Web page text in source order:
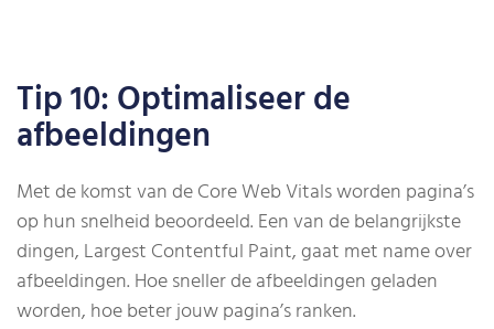
Tip 10: Optimaliseer de
afbeeldingen
Met de komst van de Core Web Vitals worden pagina’s
op hun snelheid beoordeeld. Een van de belangrijkste
dingen, Largest Contentful Paint, gaat met name over
afbeeldingen. Hoe sneller de afbeeldingen geladen
worden, hoe beter jouw pagina’s ranken.